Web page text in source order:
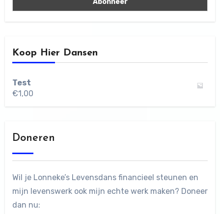
Koop Hier Dansen
Test
€1,00
Doneren
Wil je Lonneke’s Levensdans financieel steunen en
mijn levenswerk ook mijn echte werk maken? Doneer
dan nu: